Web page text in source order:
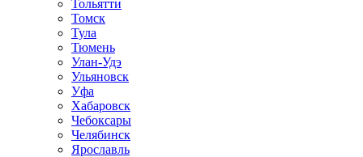
Тольятти
Томск
Тула
Тюмень
Улан-Удэ
Ульяновск
Уфа
Хабаровск
Чебоксары
Челябинск
Ярославль